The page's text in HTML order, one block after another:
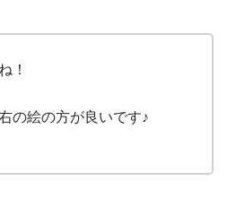
！
の絵の方が良いです♪